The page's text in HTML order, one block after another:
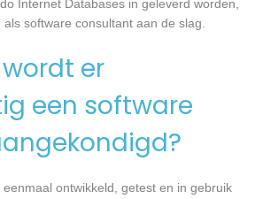
Internet Databases in geleverd worden,
software consultant aan de slag.
er
een software
eenmaal ontwikkeld, getest en in gebruik